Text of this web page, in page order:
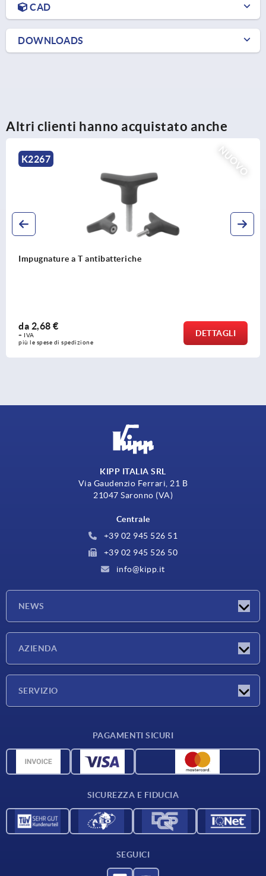
CAD
DOWNLOADS
Altri clienti hanno acquistato anche
NUOVO
K2267
Impugnature a T antibatteriche
da 2,68 €
+ IVA
più le spese di spedizione
DETTAGLI
KIPP ITALIA SRL
Via Gaudenzio Ferrari, 21 B
21047 Saronno (VA)
Centrale
+39 02 945 526 51
+39 02 945 526 50
info@kipp.it
NEWS
AZIENDA
SERVIZIO
Dati CAD
PAGAMENTI SICURI
SICUREZZA E FIDUCIA
SEGUICI